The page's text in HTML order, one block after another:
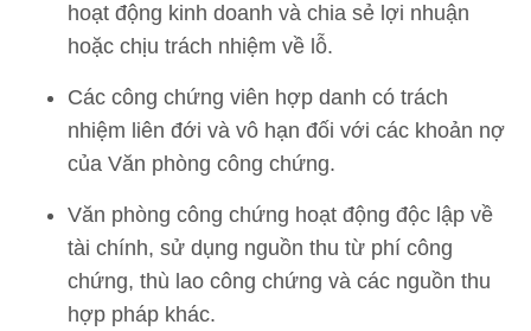
hoạt động kinh doanh và chia sẻ lợi nhuận
hoặc chịu trách nhiệm về lỗ.
Các công chứng viên hợp danh có trách
nhiệm liên đới và vô hạn đối với các khoản nợ
của Văn phòng công chứng.
Văn phòng công chứng hoạt động độc lập về
tài chính, sử dụng nguồn thu từ phí công
chứng, thù lao công chứng và các nguồn thu
hợp pháp khác.